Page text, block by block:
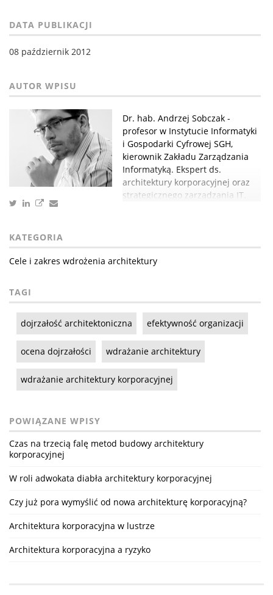
DATA PUBLIKACJI
08 październik 2012
Dr. hab. Andrzej Sobczak -
profesor w Instytucie Informatyki
i Gospodarki Cyfrowej SGH,
kierownik Zakładu Zarządzania
Informatyką. Ekspert ds.
architektury korporacyjnej oraz
strategicznego zarządzania IT.
KATEGORIA
Cele i zakres wdrożenia architektury
TAGI
dojrzałość architektoniczna efektywność organizacji
ocena dojrzałości wdrażanie architektury
wdrażanie architektury korporacyjnej
POWIĄZANE WPISY
Czas na trzecią falę metod budowy architektury
korporacyjnej
W roli adwokata diabła architektury korporacyjnej
Czy już pora wymyślić od nowa architekturę korporacyjną?
Architektura korporacyjna w lustrze
Architektura korporacyjna a ryzyko